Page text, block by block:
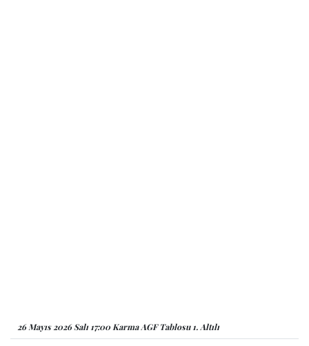
26 Mayıs 2026 Salı 17:00 Karma AGF Tablosu 1. Altılı